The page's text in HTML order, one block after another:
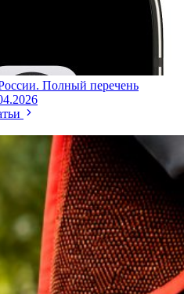
Полный перечень